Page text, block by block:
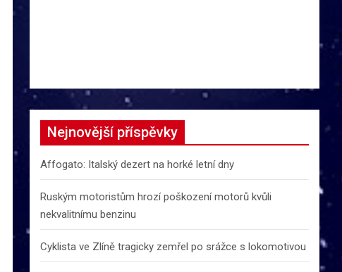
Nejnovější příspěvky
Affogato: Italský dezert na horké letní dny
Ruským motoristům hrozí poškození motorů kvůli
nekvalitnímu benzinu
Cyklista ve Zlíně tragicky zemřel po srážce s lokomotivou